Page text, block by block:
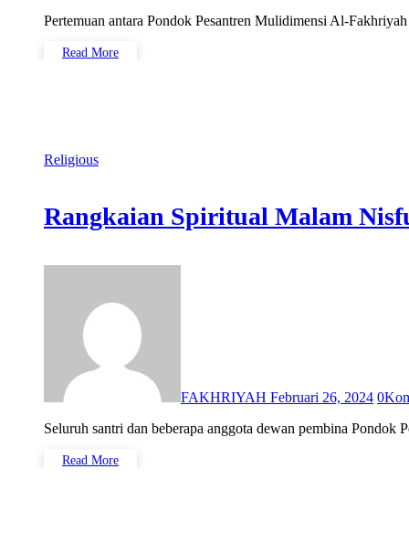
Pertemuan antara Pondok Pesantren Mulidimensi Al-
Read More
Religious
Rangkaian Spiritual Malam
FAKHRIYAH Februari 26, 2024 0
Seluruh santri dan beberapa anggota dewan pembina
Read More